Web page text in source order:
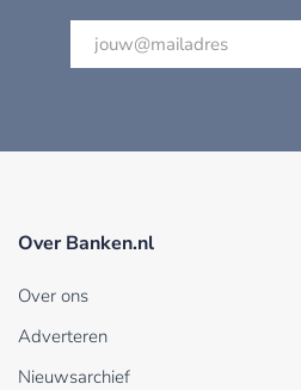
Over Banken.nl
Over ons
Adverteren
Nieuwsarchief